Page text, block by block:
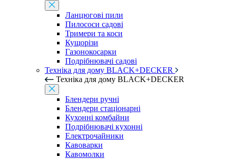
Ланцюгові пили
Пилососи садові
Тримери та коси
Кущорізи
Газонокосарки
Подрібнювачі садові
Техніка для дому BLACK+DECKER
Техніка для дому BLACK+DECKER
Блендери ручні
Блендери стаціонарні
Кухонні комбайни
Подрібнювачі кухонні
Електрочайники
Кавоварки
Кавомолки